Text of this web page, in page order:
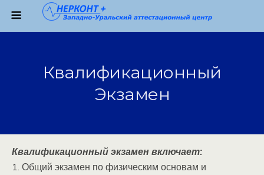
Квалификационный
Экзамен
Квалификационный экзамен включает:
1. Общий экзамен по физическим основам и